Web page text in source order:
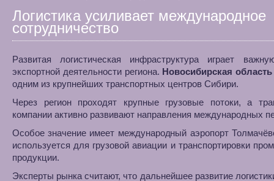
Логистика усиливает международное
сотрудничество
Развитая логистическая инфраструктура играет
экспортной деятельности региона. Новосибирская область
одним из крупнейших транспортных центров Сибири.
Через регион проходят крупные грузовые потоки, а
компании активно развивают направления международных
Особое значение имеет международный аэропорт
используется для грузовой авиации и транспортировки
продукции.
Эксперты рынка считают, что дальнейшее развитие